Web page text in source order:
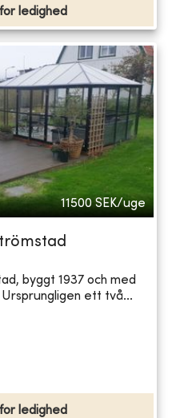
ledighed
11500 SEK/uge
byggt 1937 och med
ett två...
ledighed